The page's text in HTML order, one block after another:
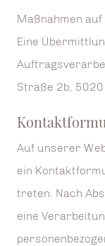
Maßnahmen auf
Eine
Straße 2b,
Auf unserer
ein
treten. Nach
eine